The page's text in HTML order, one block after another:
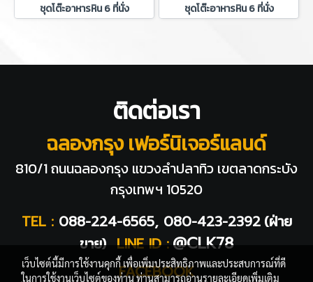
ชุดโต๊ะอาหารหิน 6 ที่นั่ง ชุดโต๊ะอาหารหิน 6 ที่นั่ง
ติดต่อเรา
ฉลองกรุง เฟอร์นิเจอร์แลนด์
810/1 ถนนฉลองกรุง แขวงลำปลาทิว เขตลาดกระบัง
กรุงเทพฯ 10520
TEL : 088-224-6565, 080-423-2392 (ฝ่าย
ขาย) LINE ID : @CLK78
FACEBOOK
เว็บไซต์นี้มีการใช้งานคุกกี้ เพื่อเพิ่มประสิทธิภาพและประสบการณ์ที่ดี
ในการใช้งานเว็บไซต์ของท่าน ท่านสามารถอ่านรายละเอียดเพิ่มเติม